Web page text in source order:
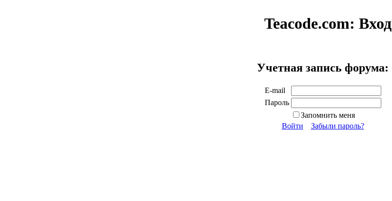
Teacode.com: Вход
Учетная запись форума:
E-mail
Пароль
Запомнить меня
Войти
Забыли пароль?